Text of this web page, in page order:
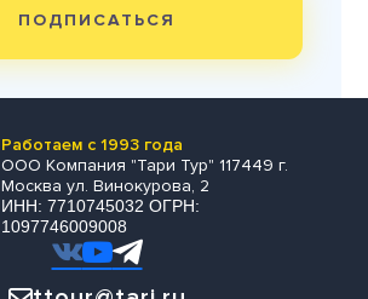
ПОДПИСАТЬСЯ
Работаем с 1993 года
ООО Компания "Тари Тур" 117449 г.
Москва ул. Винокурова, 2
ИНН: 7710745032 ОГРН:
1097746009008